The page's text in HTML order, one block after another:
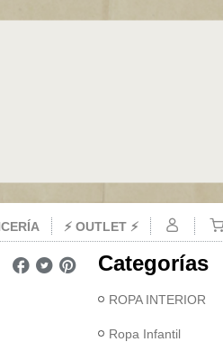
⚡ OUTLET ⚡
Categorías
ROPA INTERIOR
Ropa Infantil